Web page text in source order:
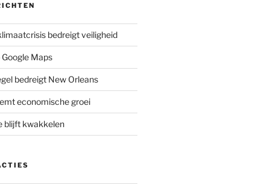
bedreigt veiligheid
Maps
bedreigt New Orleans
economische groei
blijft kwakkelen